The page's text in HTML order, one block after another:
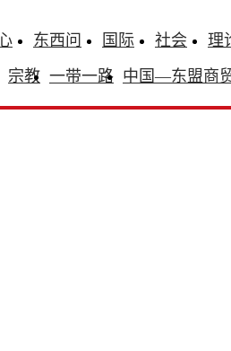
东西问 国际 社会 理
宗教 一带一路 中国—东盟商